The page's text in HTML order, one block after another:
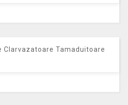
Clarvazatoare Tamaduitoare